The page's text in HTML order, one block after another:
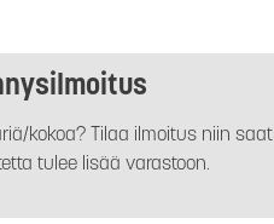
kokoa? Tilaa ilmoitus niin saat
tulee lisää varastoon.